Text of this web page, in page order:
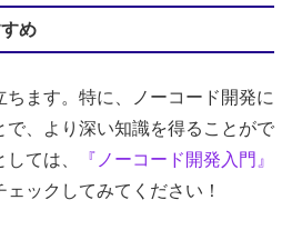
め
ます。特に、ノーコード開発に
で、より深い知識を得ることがで
ては、
『ノーコード開発入門』
ックしてみてください！